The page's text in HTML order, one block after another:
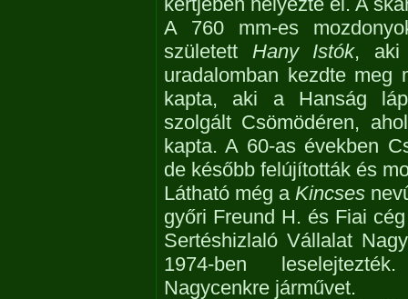
A 760 mm-es
született Hany Istók, aki
uradalomban kezdte meg
kapta, aki a Hanság
szolgált Csömödéren,
kapta. A 60-as években
de később felújították és
Látható még aKincses
győri Freund H. és Fiai
Sertéshizlaló Vállalat
1974-ben
Nagycenkre járművet.